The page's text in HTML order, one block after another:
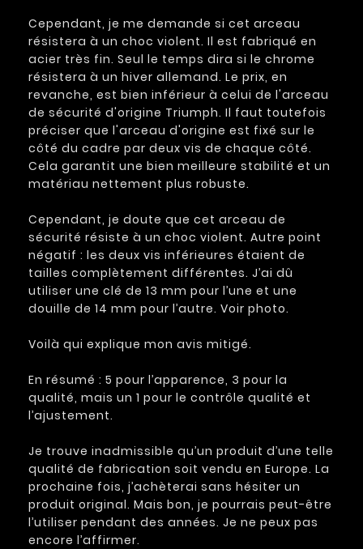
Cependant, je me demande si cet arceau
résistera à un choc violent. Il est fabriqué en
acier très fin. Seul le temps dira si le chrome
résistera à un hiver allemand. Le prix, en
revanche, est bien inférieur à celui de l'arceau
de sécurité d'origine Triumph. Il faut toutefois
préciser que l'arceau d'origine est fixé sur le
côté du cadre par deux vis de chaque côté.
Cela garantit une bien meilleure stabilité et un
matériau nettement plus robuste.
Cependant, je doute que cet arceau de
sécurité résiste à un choc violent. Autre point
négatif : les deux vis inférieures étaient de
tailles complètement différentes. J’ai dû
utiliser une clé de 13 mm pour l’une et une
douille de 14 mm pour l’autre. Voir photo.
Voilà qui explique mon avis mitigé.
En résumé : 5 pour l’apparence, 3 pour la
qualité, mais un 1 pour le contrôle qualité et
l’ajustement.
Je trouve inadmissible qu’un produit d’une telle
qualité de fabrication soit vendu en Europe. La
prochaine fois, j’achèterai sans hésiter un
produit original. Mais bon, je pourrais peut-être
l’utiliser pendant des années. Je ne peux pas
encore l’affirmer.